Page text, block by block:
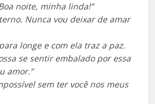
noite, minha linda!”
Nunca vou deixar de amar
longe e com ela traz a paz.
se sentir embalado por essa
amor.”
sem ter você nos meus